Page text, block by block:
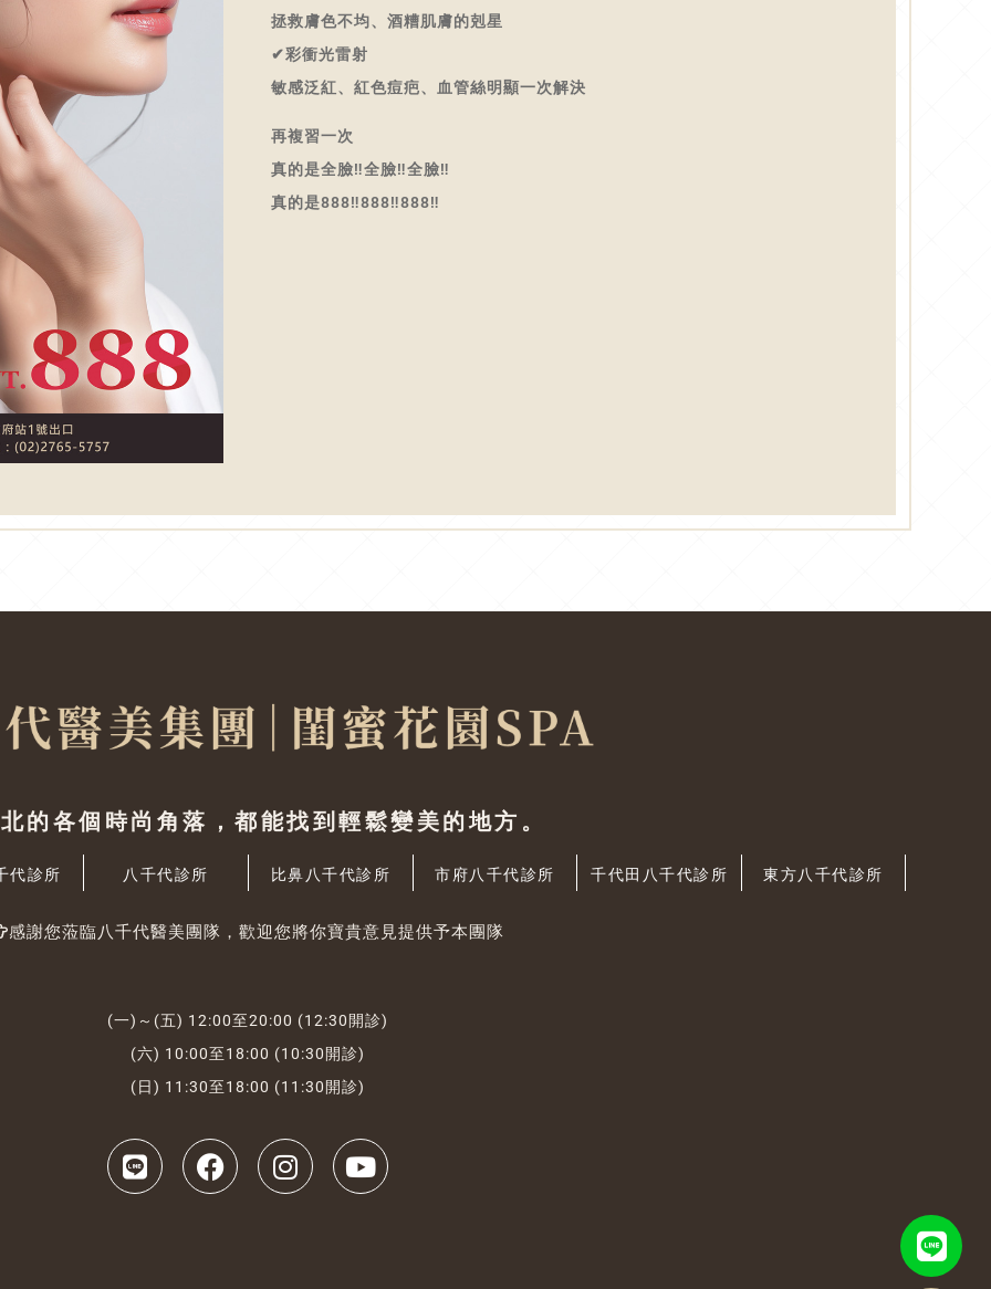
拯救膚色不均、酒糟肌膚的剋星
✔彩衝光雷射
敏感泛紅、紅色痘疤、血管絲明顯一次解決
再複習一次
真的是全臉‼全臉‼全臉‼
真的是888‼888‼888‼
的各個時尚角落，都能找到輕鬆變美的地方。
代診所 八千代診所 比鼻八千代診所 市府八千代診所 千代田八千代診所 東方八千代診所
感謝您蒞臨八千代醫美團隊，歡迎您將你寶貴意見提供予本團隊
(一)～(五) 12:00至20:00 (12:30開診)
(六) 10:00至18:00 (10:30開診)
(日) 11:30至18:00 (11:30開診)